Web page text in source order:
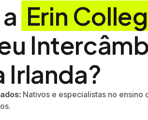
Erin
Irlanda?
Nativos e especialistas no ensino